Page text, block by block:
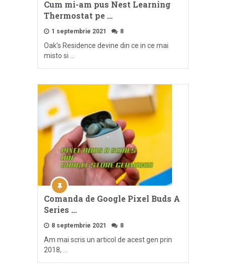
Cum mi-am pus Nest Learning
Thermostat pe …
1 septembrie 2021 8
Oak’s Residence devine din ce in ce mai
misto si …
Comanda de Google Pixel Buds A
Series …
8 septembrie 2021 8
Am mai scris un articol de acest gen prin
2018, …